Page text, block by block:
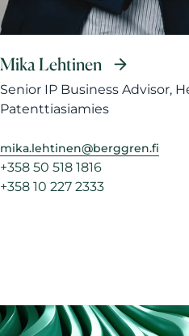
Mika Lehtinen
Senior IP Business Advisor,
Patenttiasiamies
mika.lehtinen@berggren.fi
+358 50 518 1816
+358 10 227 2333